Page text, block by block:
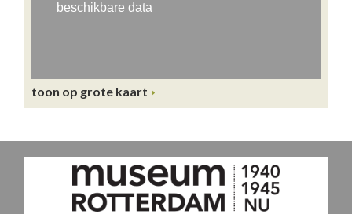
toon op grote kaart